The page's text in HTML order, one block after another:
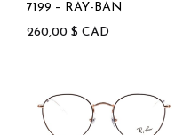
7199 – RAY-BAN
260,00 $ CAD